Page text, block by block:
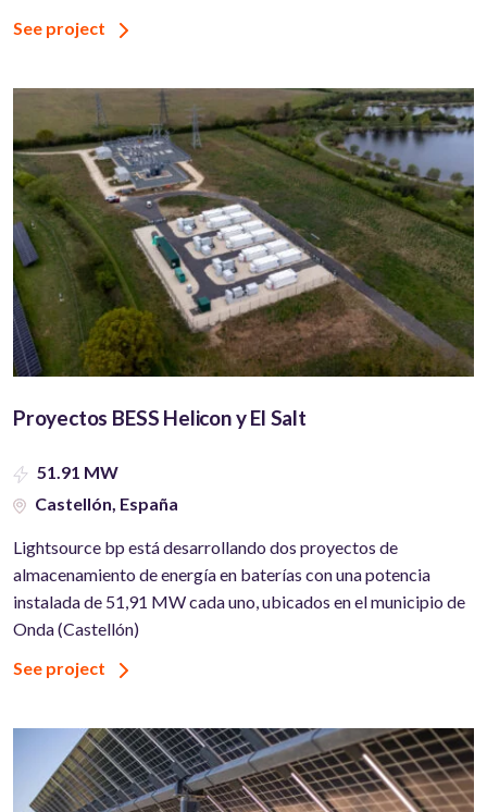
See project
Proyectos BESS Helicon y El Salt
51.91 MW
Castellón, España
Lightsource bp está desarrollando dos proyectos de
almacenamiento de energía en baterías con una potencia
instalada de 51,91 MW cada uno, ubicados en el municipio de
Onda (Castellón)
See project